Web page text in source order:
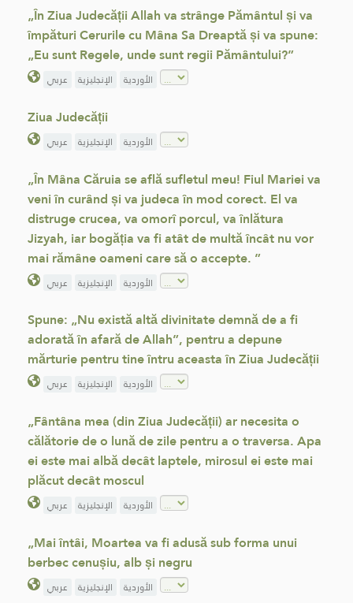
„În Ziua Judecății Allah va strânge Pământul și va
împături Cerurile cu Mâna Sa Dreaptă și va spune:
„Eu sunt Regele, unde sunt regii Pământului?”
عربي الإنجليزية الأوردية
Ziua Judecății
عربي الإنجليزية الأوردية
„În Mâna Căruia se află sufletul meu! Fiul Mariei va
veni în curând și va judeca în mod corect. El va
distruge crucea, va omorî porcul, va înlătura
Jizyah, iar bogăția va fi atât de multă încât nu vor
mai rămâne oameni care să o accepte. ”
عربي الإنجليزية الأوردية
Spune: „Nu există altă divinitate demnă de a fi
adorată în afară de Allah”, pentru a depune
mărturie pentru tine întru aceasta în Ziua Judecății
عربي الإنجليزية الأوردية
„Fântâna mea (din Ziua Judecății) ar necesita o
călătorie de o lună de zile pentru a o traversa. Apa
ei este mai albă decât laptele, mirosul ei este mai
plăcut decât moscul
عربي الإنجليزية الأوردية
„Mai întâi, Moartea va fi adusă sub forma unui
berbec cenușiu, alb și negru
عربي الإنجليزية الأوردية